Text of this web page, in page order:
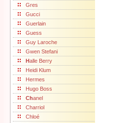
Gres
Gucci
Guerlain
Guess
Guy Laroche
Gwen Stefani
Halle Berry
Heidi Klum
Hermes
Hugo Boss
Chanel
Charriol
Chloé